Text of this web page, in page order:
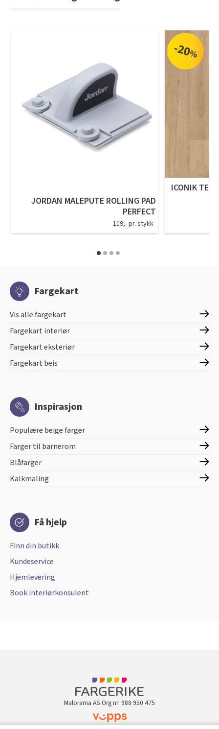
JORDAN MALEPUTE ROLLING PAD
PERFECT
119,- pr. stykk
-20%
ICONIK
Fargekart
Vis alle fargekart
Fargekart interiør
Fargekart eksteriør
Fargekart beis
Inspirasjon
Populære beige farger
Farger til barnerom
Blåfarger
Kalkmaling
Få hjelp
Finn din butikk
Kundeservice
Hjemlevering
Book interiørkonsulent
Malorama AS Org nr: 988 950 475